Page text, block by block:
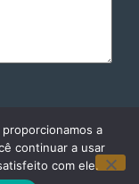
a
continuar a usar
com ele.